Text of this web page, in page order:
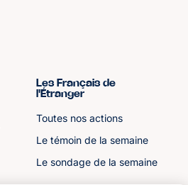
Les Français de
l'Étranger
Toutes nos actions
Le témoin de la semaine
Le sondage de la semaine